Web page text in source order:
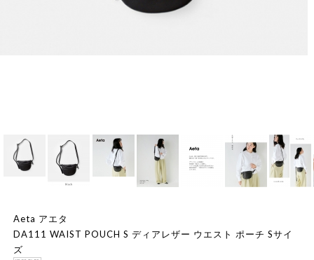
Aeta アエタ
DA111 WAIST POUCH S ディアレザー ウエスト ポーチ Sサイ
ズ